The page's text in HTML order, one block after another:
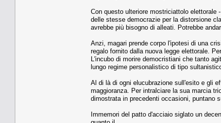
Con questo ulteriore mostriciattolo elettorale
delle stesse democrazie per la distorsione
avrebbe più bisogno di alleati. Potrebbe
Anzi, magari prende corpo l'ipotesi di una
regalo fornito dalla nuova legge elettorale.
L'incubo di morire democristiani che tanto
lungo regime personalistico di tipo
Al di là di ogni elucubrazione sull'esito e gli
maggioranza. Per intralciare la sua marcia
dimostrata in precedenti occasioni, puntano
Immemori del patto d'acciaio siglato un